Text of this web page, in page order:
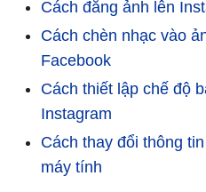
Cách đăng ảnh lên
Cách chèn nhạc vào
Facebook
Cách thiết lập chế độ
Instagram
Cách thay đổi thông
máy tính